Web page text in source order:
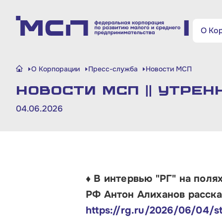
О
бизнесу
Банкам и финансовым
О Корпорации
Поиск по сайту
О Корпорации Пресс-служба Новости МСП
НОВОСТИ МСП ||
04.06.2026
♦ В интервью "РГ" на
РФ Антон Алиханов
https://rg.ru/2026/06/04/